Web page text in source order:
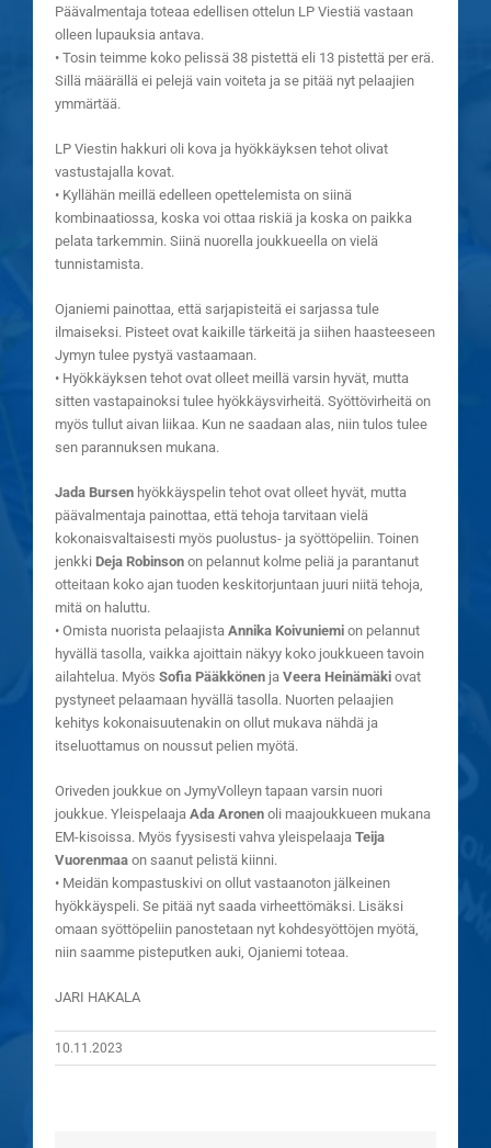
Päävalmentaja toteaa edellisen ottelun LP Viestiä vastaan
olleen lupauksia antava.
• Tosin teimme koko pelissä 38 pistettä eli 13 pistettä per erä.
Sillä määrällä ei pelejä vain voiteta ja se pitää nyt pelaajien
ymmärtää.
LP Viestin hakkuri oli kova ja hyökkäyksen tehot olivat
vastustajalla kovat.
• Kyllähän meillä edelleen opettelemista on siinä
kombinaatiossa, koska voi ottaa riskiä ja koska on paikka
pelata tarkemmin. Siinä nuorella joukkueella on vielä
tunnistamista.
Ojaniemi painottaa, että sarjapisteitä ei sarjassa tule
ilmaiseksi. Pisteet ovat kaikille tärkeitä ja siihen haasteeseen
Jymyn tulee pystyä vastaamaan.
• Hyökkäyksen tehot ovat olleet meillä varsin hyvät, mutta
sitten vastapainoksi tulee hyökkäysvirheitä. Syöttövirheitä on
myös tullut aivan liikaa. Kun ne saadaan alas, niin tulos tulee
sen parannuksen mukana.
Jada Bursen hyökkäyspelin tehot ovat olleet hyvät, mutta
päävalmentaja painottaa, että tehoja tarvitaan vielä
kokonaisvaltaisesti myös puolustus- ja syöttöpeliin. Toinen
jenkki Deja Robinson on pelannut kolme peliä ja parantanut
otteitaan koko ajan tuoden keskitorjuntaan juuri niitä tehoja,
mitä on haluttu.
• Omista nuorista pelaajista Annika Koivuniemi on pelannut
hyvällä tasolla, vaikka ajoittain näkyy koko joukkueen tavoin
ailahtelua. Myös Sofia Pääkkönen ja Veera Heinämäki ovat
pystyneet pelaamaan hyvällä tasolla. Nuorten pelaajien
kehitys kokonaisuutenakin on ollut mukava nähdä ja
itseluottamus on noussut pelien myötä.
Oriveden joukkue on JymyVolleyn tapaan varsin nuori
joukkue. Yleispelaaja Ada Aronen oli maajoukkueen mukana
EM-kisoissa. Myös fyysisesti vahva yleispelaaja Teija
Vuorenmaa on saanut pelistä kiinni.
• Meidän kompastuskivi on ollut vastaanoton jälkeinen
hyökkäyspeli. Se pitää nyt saada virheettömäksi. Lisäksi
omaan syöttöpeliin panostetaan nyt kohdesyöttöjen myötä,
niin saamme pisteputken auki, Ojaniemi toteaa.
JARI HAKALA
10.11.2023